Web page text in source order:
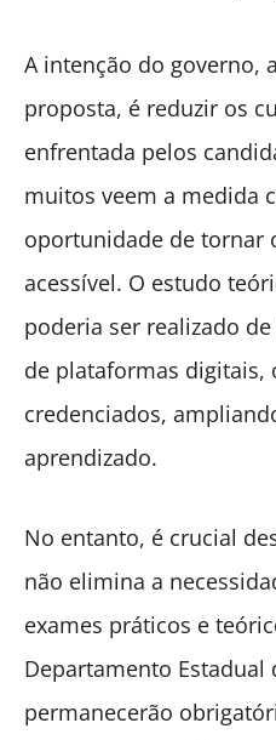
A intenção do governo,
proposta, é reduzir os
enfrentada pelos
muitos veem a medida
oportunidade de tornar
acessível. O estudo
poderia ser realizado
de plataformas digitais,
credenciados,
aprendizado.
No entanto, é crucial
não elimina a
exames práticos e
Departamento Estadual
permanecerão